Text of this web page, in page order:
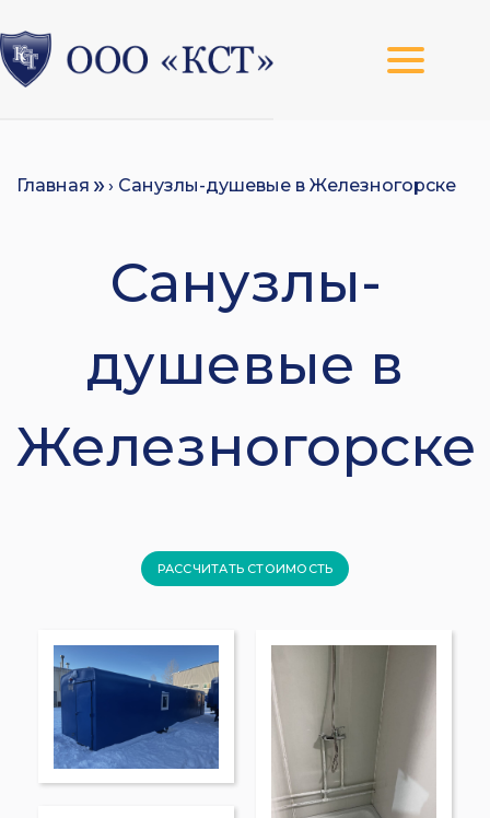
Главная › Санузлы-душевые в Железногорске
Санузлы-
душевые в
Железногорске
РАССЧИТАТЬ СТОИМОСТЬ